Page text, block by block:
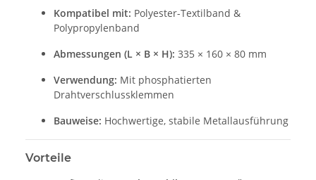
Kompatibel mit: Polyester-Textilband &
Polypropylenband
Abmessungen (L × B × H): 335 × 160 × 80 mm
Verwendung: Mit phosphatierten
Drahtverschlussklemmen
Bauweise: Hochwertige, stabile Metallausführung
Vorteile